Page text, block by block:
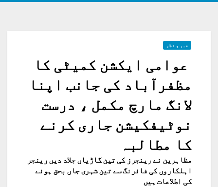
خبر و نظر
عوامی ایکشن کمیٹی کا
مظفرآباد کی جانب اپنا
لانگ مارچ مکمل ، درست
نوٹیفکیشن جاری کرنے
کا مطالبہ
مظاہرین نے رینجرز کی تین گاڑیاں جلاد دیں رینجر
اہلکاروں کی فائرنگ سے تین شہری جاں بحق ہونے
کی اطلاعات ہیں